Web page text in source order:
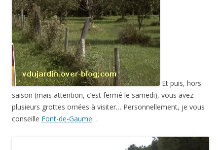
Et puis, hors
saison (mais attention, c’est fermé le samedi), vous avez
plusieurs grottes ornées à visiter… Personnellement, je vous
conseille Font-de-Gaume…